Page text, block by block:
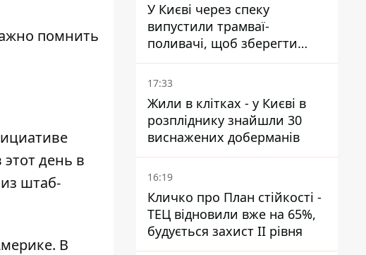
помнить
день в
штаб-
В
У Києві через спеку
випустили трамваї-
поливачі, щоб зберегти
рейки від деформації
17:33
Жили в клітках - у Києві в
розпліднику знайшли 30
виснажених доберманів
16:19
Кличко про План стійкості -
ТЕЦ відновили вже на 65%,
будується захист ІІ рівня